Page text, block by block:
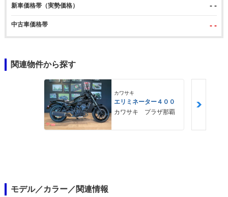
新車価格帯（実勢価格） - -
中古車価格帯 - -
関連物件から探す
カワサキ
エリミネーター４００
カワサキ プラザ那覇
モデル／カラー／関連情報